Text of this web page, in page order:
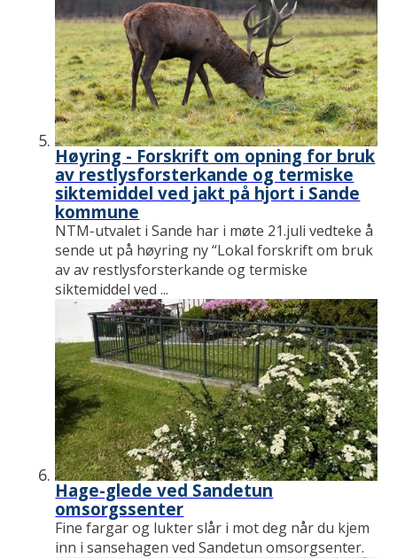
Høyring - Forskrift om opning for bruk
av restlysforsterkande og termiske
siktemiddel ved jakt på hjort i Sande
kommune
NTM-utvalet i Sande har i møte 21.juli vedteke å
sende ut på høyring ny “Lokal forskrift om bruk
av av restlysforsterkande og termiske
siktemiddel ved ...
Hage-glede ved Sandetun
omsorgssenter
Fine fargar og lukter slår i mot deg når du kjem
inn i sansehagen ved Sandetun omsorgsenter.